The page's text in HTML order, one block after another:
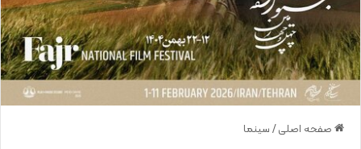
صفحه اصلی / سینما